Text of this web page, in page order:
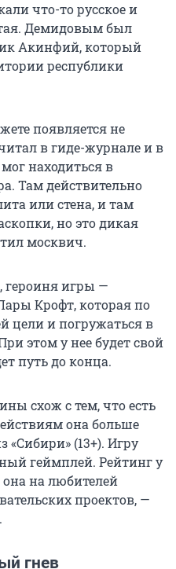
что-то русское и
Демидовым был
Акинфий, который
республики
появляется не
в гиде-журнале и в
находиться в
Там действительно
или стена, и там
но это дикая
москвич.
героиня игры —
Крофт, которая по
цели и погружаться в
этом у нее будет свой
путь до конца.
схож с тем, что есть
она больше
«Сибири» (13+). Игру
геймплей. Рейтинг у
она на любителей
проектов, —
гнев